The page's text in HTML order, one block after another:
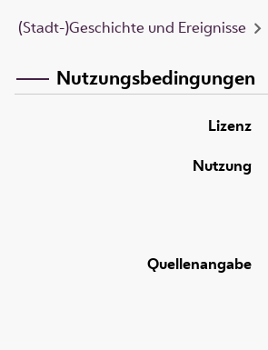
(Stadt-)Geschichte und Ereignisse
Nutzungsbedingungen
Lizenz
Nutzung
Quellenangabe